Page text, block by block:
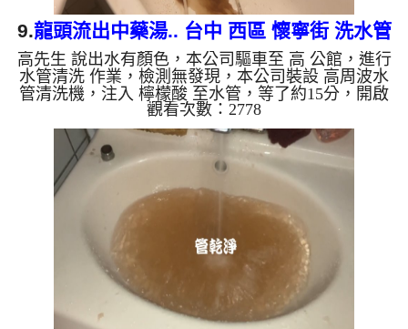
9.龍頭流出中藥湯.. 台中 西區 懷寧街 洗水管
高先生 說出水有顏色，本公司驅車至 高 公館，進行
水管清洗 作業，檢測無發現，本公司裝設 高周波水
管清洗機，注入 檸檬酸 至水管，等了約15分，開啟
水管清洗機 ，啟動 螺旋波 模式，一洗水管就流出髒
水，突然流出深棕色髒水，看起來跟中藥湯一樣，二
個多小時後，出水變乾淨出水量也變大了。 如是自
來水，如水管老化，會產生鐵鏽跟泥沙堆積，洗出來
的水就會是咖啡色，地下水含有氧化錳，管壁上會結
成黑色管垢，洗出來的水會跟石油一樣黑，有些洗出
綠色的水，是因為裡面有銅的物質，生鏽產生銅綠，
觀看次數：2778